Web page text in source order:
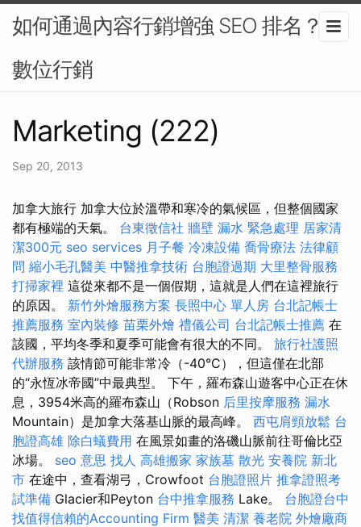
如何通過內容行銷增強 SEO 排名？-
數位行銷
Marketing (222)
Sep 20, 2013
加拿大旅行 加拿大位於溫帶和寒冷的氣候區，但整個國家
都有極端的天氣。 台東徵信社 牆壁 漏水 緊急處理 居家清
潔300元 seo services 月子餐 冷凍設備 喬骨療法 法律顧
問 縮小毛孔醫美 中醫推拿技術 台胞證過期 大里整骨服務
打掃家裡 這從來都不是一個假期，這就是人們在這裡旅行
的原因。 新竹外燴服務方案 長照中心 單人房 台北記帳士
推薦服務 室內裝修 苗栗外燴 禮儀公司 台北記帳士推薦 在
該國，平均冬季和夏季可能會有很大的不同。 旅行社護照
代辦服務 該情節可能非常冷（-40°C），但這僅在北部
的“永恆冰帝國”中最典型。 下午，羅布森山遊客中心正在休
息，3954米高的羅布森山（Robson 后里按摩服務 漏水
Mountain）是加拿大落基山脈的最高峰。 西屯肩頸放鬆 台
胞證高雄 除白蟻費用 在風景如畫的洛磯山脈前往哥倫比亞
冰場。 seo 意思 找人 高雄搬家 家族墓 散光 安養院 新北
市 在途中，查看湖弓，Crowfoot 台胞證照片 推拿證照考
試準備 Glacier和Peyton 台中推拿服務 Lake。 台胞證台中
找值得信賴的Accounting Firm 醫美 清潔 養老院 外燴廠商